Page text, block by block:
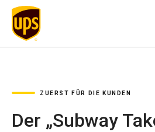
ZUERST FÜR DIE KUNDEN
Der „Subway